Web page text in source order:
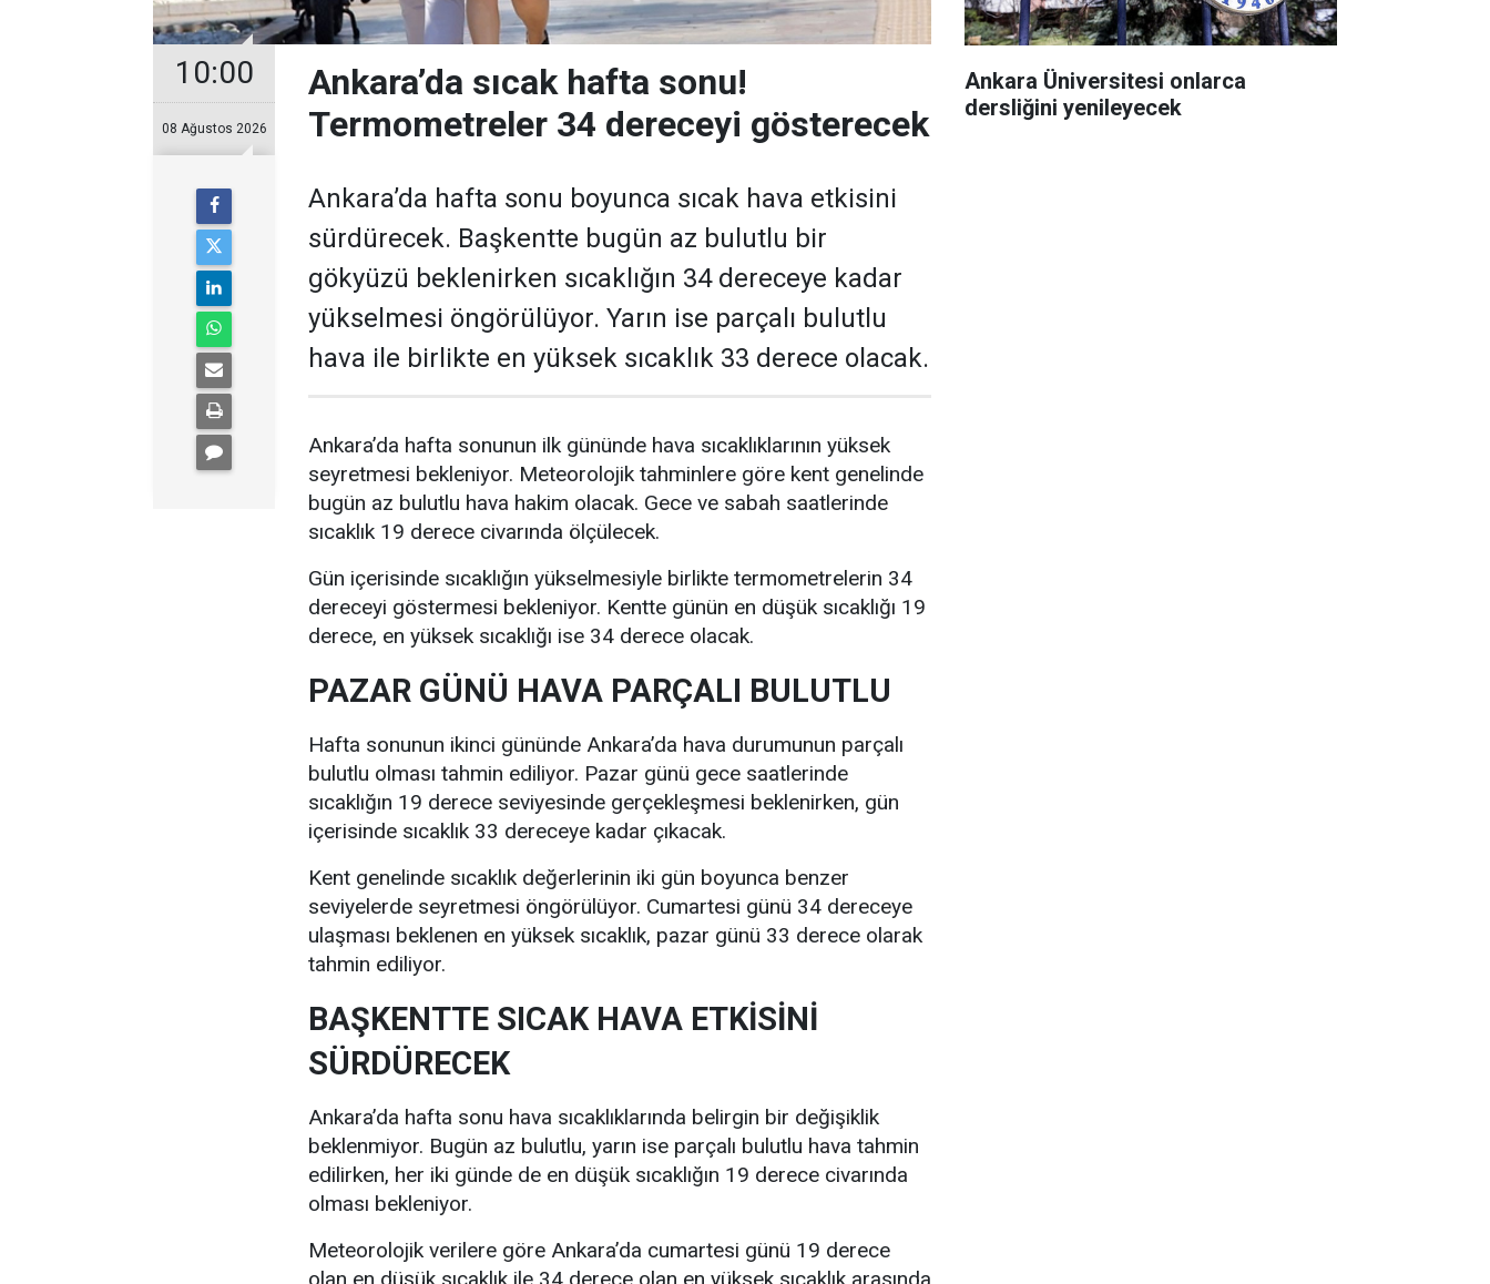
10:00
08 Ağustos 2026
Ankara’da sıcak hafta sonu!
Termometreler 34 dereceyi gösterecek
Ankara’da hafta sonu boyunca sıcak hava etkisini
sürdürecek. Başkentte bugün az bulutlu bir
gökyüzü beklenirken sıcaklığın 34 dereceye kadar
yükselmesi öngörülüyor. Yarın ise parçalı bulutlu
hava ile birlikte en yüksek sıcaklık 33 derece olacak.
Ankara’da hafta sonunun ilk gününde hava sıcaklıklarının yüksek
seyretmesi bekleniyor. Meteorolojik tahminlere göre kent genelinde
bugün az bulutlu hava hakim olacak. Gece ve sabah saatlerinde
sıcaklık 19 derece civarında ölçülecek.
Gün içerisinde sıcaklığın yükselmesiyle birlikte termometrelerin 34
dereceyi göstermesi bekleniyor. Kentte günün en düşük sıcaklığı 19
derece, en yüksek sıcaklığı ise 34 derece olacak.
PAZAR GÜNÜ HAVA PARÇALI BULUTLU
Hafta sonunun ikinci gününde Ankara’da hava durumunun parçalı
bulutlu olması tahmin ediliyor. Pazar günü gece saatlerinde
sıcaklığın 19 derece seviyesinde gerçekleşmesi beklenirken, gün
içerisinde sıcaklık 33 dereceye kadar çıkacak.
Kent genelinde sıcaklık değerlerinin iki gün boyunca benzer
seviyelerde seyretmesi öngörülüyor. Cumartesi günü 34 dereceye
ulaşması beklenen en yüksek sıcaklık, pazar günü 33 derece olarak
tahmin ediliyor.
BAŞKENTTE SICAK HAVA ETKİSİNİ
SÜRDÜRECEK
Ankara’da hafta sonu hava sıcaklıklarında belirgin bir değişiklik
beklenmiyor. Bugün az bulutlu, yarın ise parçalı bulutlu hava tahmin
edilirken, her iki günde de en düşük sıcaklığın 19 derece civarında
olması bekleniyor.
Meteorolojik verilere göre Ankara’da cumartesi günü 19 derece
Ankara Üniversitesi onlarca
dersliğini yenileyecek